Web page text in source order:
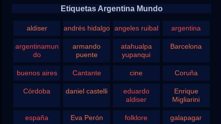
Etiquetas Argentina Mundo
aldiser andrés hidalgo angeles ruibal argentina
argentinamun
do
armando
puente
atahualpa
yupanqui
Barcelona
buenos aires Cantante cine Coruña
Córdoba daniel castelli
eduardo
aldiser
Enrique
Migliarini
españa Eva Perón folklore galapagar